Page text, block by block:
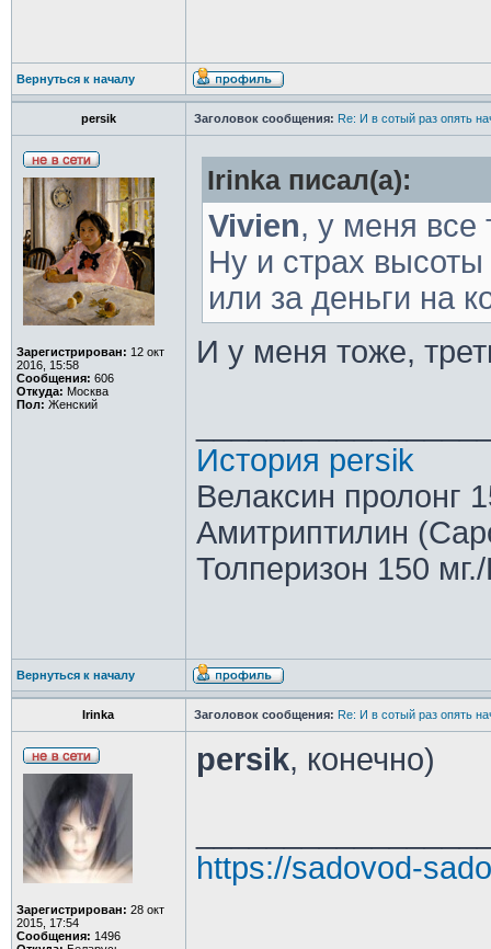
Вернуться к началу
persik Заголовок сообщения: Re: И в сотый раз опять
Зарегистрирован: 12 окт
2016, 15:58
Сообщения: 606
Откуда: Москва
Пол: Женский
Irinka писал(а):
Vivien, у меня все
Ну и страх
или за деньги на
И у меня тоже,
История persik
Велаксин пролонг
Амитриптилин
Толперизон 150
Вернуться к началу
Irinka Заголовок сообщения: Re: И в сотый раз опять
Зарегистрирован: 28 окт
2015, 17:54
Сообщения: 1496
persik, конечно)
https://sadovod-